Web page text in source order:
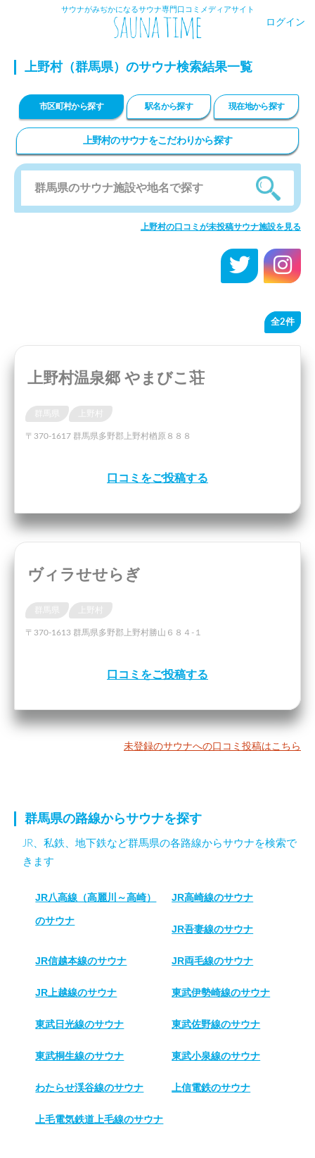
サウナがみぢかになるサウナ専門口コミメディアサイト
ログイン
上野村（群馬県）のサウナ検索結果一覧
市区町村から探す 駅名から探す 現在地から探す
上野村のサウナをこだわりから探す
上野村の口コミが未投稿サウナ施設を見る
全2件
上野村温泉郷 やまびこ荘
〒370-1617 群馬県多野郡上野村楢原８８８
口コミをご投稿する
ヴィラせせらぎ
〒370-1613 群馬県多野郡上野村勝山６８４-１
口コミをご投稿する
未登録のサウナへの口コミ投稿はこちら
群馬県の路線からサウナを探す
JR、私鉄、地下鉄など群馬県の各路線からサウナを検索で
きます
JR八高線（高麗川～高崎）
のサウナ
JR高崎線のサウナ
JR吾妻線のサウナ
JR信越本線のサウナ JR両毛線のサウナ
JR上越線のサウナ 東武伊勢崎線のサウナ
東武日光線のサウナ 東武佐野線のサウナ
東武桐生線のサウナ 東武小泉線のサウナ
わたらせ渓谷線のサウナ 上信電鉄のサウナ
上毛電気鉄道上毛線のサウナ